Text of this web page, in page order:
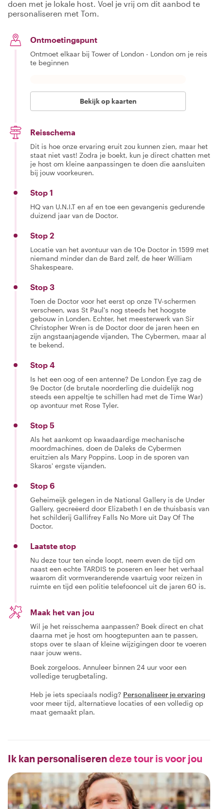
doen met je lokale host. Voel je vrij om dit aanbod te
personaliseren met Tom.
Ontmoetingspunt
Ontmoet elkaar bij Tower of London - London om je reis
te beginnen
Bekijk op kaarten
Reisschema
Dit is hoe onze ervaring eruit zou kunnen zien, maar het
staat niet vast! Zodra je boekt, kun je direct chatten met
je host om kleine aanpassingen te doen die aansluiten
bij jouw voorkeuren.
Stop 1
HQ van U.N.I.T en af en toe een gevangenis gedurende
duizend jaar van de Doctor.
Stop 2
Locatie van het avontuur van de 10e Doctor in 1599 met
niemand minder dan de Bard zelf, de heer William
Shakespeare.
Stop 3
Toen de Doctor voor het eerst op onze TV-schermen
verscheen, was St Paul's nog steeds het hoogste
gebouw in Londen. Echter, het meesterwerk van Sir
Christopher Wren is de Doctor door de jaren heen en
zijn angstaanjagende vijanden, The Cybermen, maar al
te bekend.
Stop 4
Is het een oog of een antenne? De London Eye zag de
9e Doctor (de brutale noorderling die duidelijk nog
steeds een appeltje te schillen had met de Time War)
op avontuur met Rose Tyler.
Stop 5
Als het aankomt op kwaadaardige mechanische
moordmachines, doen de Daleks de Cybermen
eruitzien als Mary Poppins. Loop in de sporen van
Skaros' ergste vijanden.
Stop 6
Geheimeijk gelegen in de National Gallery is de Under
Gallery, gecreëerd door Elizabeth I en de thuisbasis van
het schilderij Gallifrey Falls No More uit Day Of The
Doctor.
Laatste stop
Nu deze tour ten einde loopt, neem even de tijd om
naast een echte TARDIS te poseren en leer het verhaal
waarom dit vormveranderende vaartuig voor reizen in
ruimte en tijd een politie telefooncel uit de jaren 60 is.
Maak het van jou
Wil je het reisschema aanpassen? Boek direct en chat
daarna met je host om hoogtepunten aan te passen,
stops over te slaan of kleine wijzigingen door te voeren
naar jouw wens.
Boek zorgeloos. Annuleer binnen 24 uur voor een
volledige terugbetaling.
Heb je iets speciaals nodig? Personaliseer je ervaring
voor meer tijd, alternatieve locaties of een volledig op
maat gemaakt plan.
Ik kan personaliseren deze tour is voor jou